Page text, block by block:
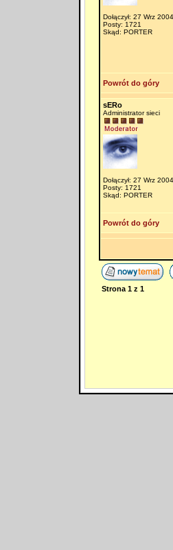
Dołączył: 27 Wrz 2004
Posty: 1721
Skąd: PORTER
Powrót do góry
sERo
Administrator sieci
Dołączył: 27 Wrz 2004
Posty: 1721
Skąd: PORTER
Powrót do góry
Strona 1z 1